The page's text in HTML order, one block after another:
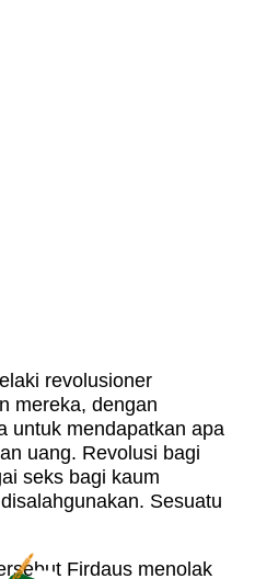
revolusioner
mereka, dengan
untuk mendapatkan apa
uang. Revolusi bagi
seks bagi kaum
Sesuatu
Firdaus menolak